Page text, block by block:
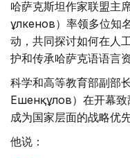
哈萨克斯坦作家联盟主
Құлкенов）率领多位知
动，共同探讨如何在人
护和传承哈萨克语语言
科学和高等教育部副部
Ешенқұлов）在开幕致
成为国家层面的战略优先
他说：